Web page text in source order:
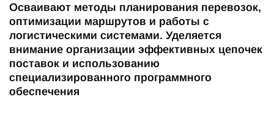
Осваивают методы планирования перевозок,
оптимизации маршрутов и работы с
логистическими системами. Уделяется
внимание организации эффективных цепочек
поставок и использованию
специализированного программного
обеспечения